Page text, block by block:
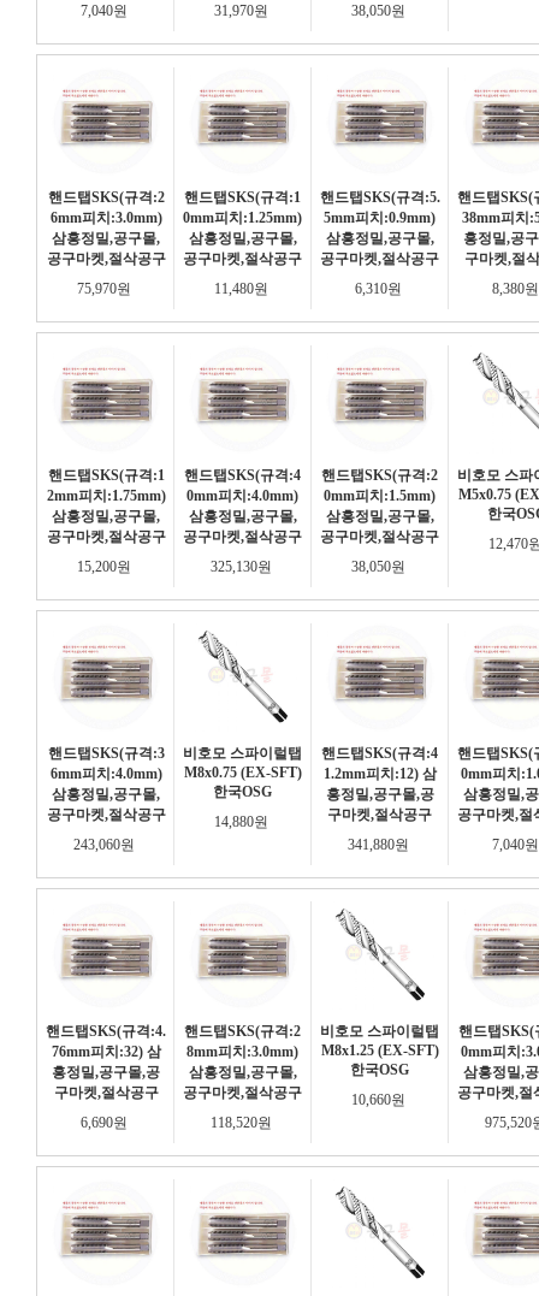
7,040원
31,970원
38,050원
핸드탭SKS(규격:2
6mm피치:3.0mm)
삼흥정밀,공구몰,
공구마켓,절삭공구
75,970원
핸드탭SKS(규격:1
0mm피치:1.25mm)
삼흥정밀,공구몰,
공구마켓,절삭공구
11,480원
핸드탭SKS(규격:5.
5mm피치:0.9mm)
삼흥정밀,공구몰,
공구마켓,절삭공구
6,310원
핸드탭SKS(
38mm피치
흥정밀,공
구마켓,절
8,380
핸드탭SKS(규격:1
2mm피치:1.75mm)
삼흥정밀,공구몰,
공구마켓,절삭공구
15,200원
핸드탭SKS(규격:4
0mm피치:4.0mm)
삼흥정밀,공구몰,
공구마켓,절삭공구
325,130원
핸드탭SKS(규격:2
0mm피치:1.5mm)
삼흥정밀,공구몰,
공구마켓,절삭공구
38,050원
비호모 스파
M5x0.75
한국
12,470
핸드탭SKS(규격:3
6mm피치:4.0mm)
삼흥정밀,공구몰,
공구마켓,절삭공구
243,060원
비호모 스파이럴탭
M8x0.75 (EX-SFT)
한국OSG
14,880원
핸드탭SKS(규격:4
1.2mm피치:12) 삼
흥정밀,공구몰,공
구마켓,절삭공구
341,880원
핸드탭SKS(
0mm피치
삼흥정밀,
공구마켓,절
7,040
핸드탭SKS(규격:4.
76mm피치:32) 삼
흥정밀,공구몰,공
구마켓,절삭공구
6,690원
핸드탭SKS(규격:2
8mm피치:3.0mm)
삼흥정밀,공구몰,
공구마켓,절삭공구
118,520원
비호모 스파이럴탭
M8x1.25 (EX-SFT)
한국OSG
10,660원
핸드탭SKS(
0mm피치
삼흥정밀,
공구마켓,절
975,520